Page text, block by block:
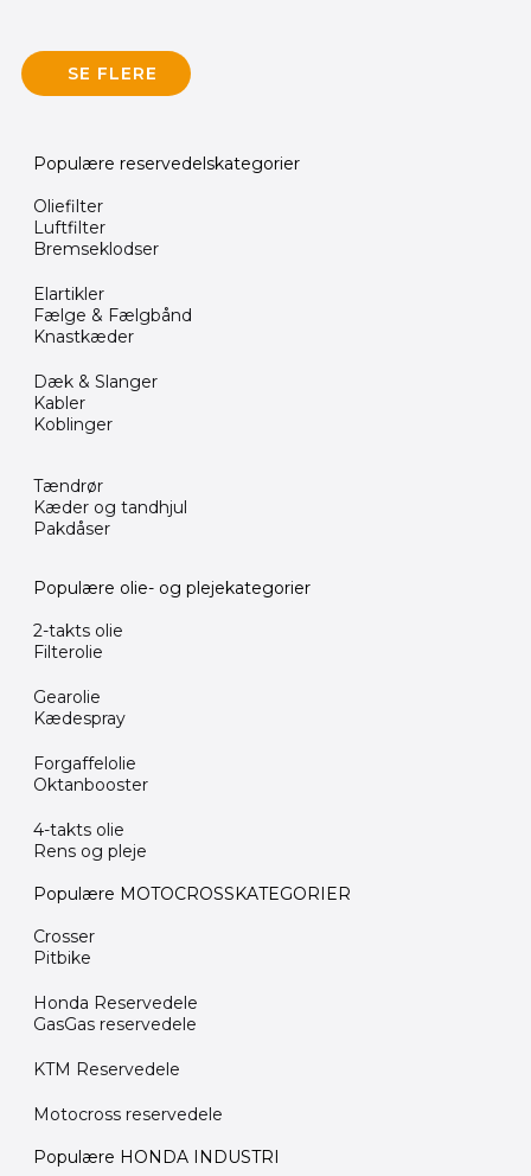
SE FLERE
Populære reservedelskategorier
Oliefilter
Luftfilter
Bremseklodser
Elartikler
Fælge & Fælgbånd
Knastkæder
Dæk & Slanger
Kabler
Koblinger
Tændrør
Kæder og tandhjul
Pakdåser
Populære olie- og plejekategorier
2-takts olie
Filterolie
Gearolie
Kædespray
Forgaffelolie
Oktanbooster
4-takts olie
Rens og pleje
Populære MOTOCROSSKATEGORIER
Crosser
Pitbike
Honda Reservedele
GasGas reservedele
KTM Reservedele
Motocross reservedele
Populære HONDA INDUSTRI